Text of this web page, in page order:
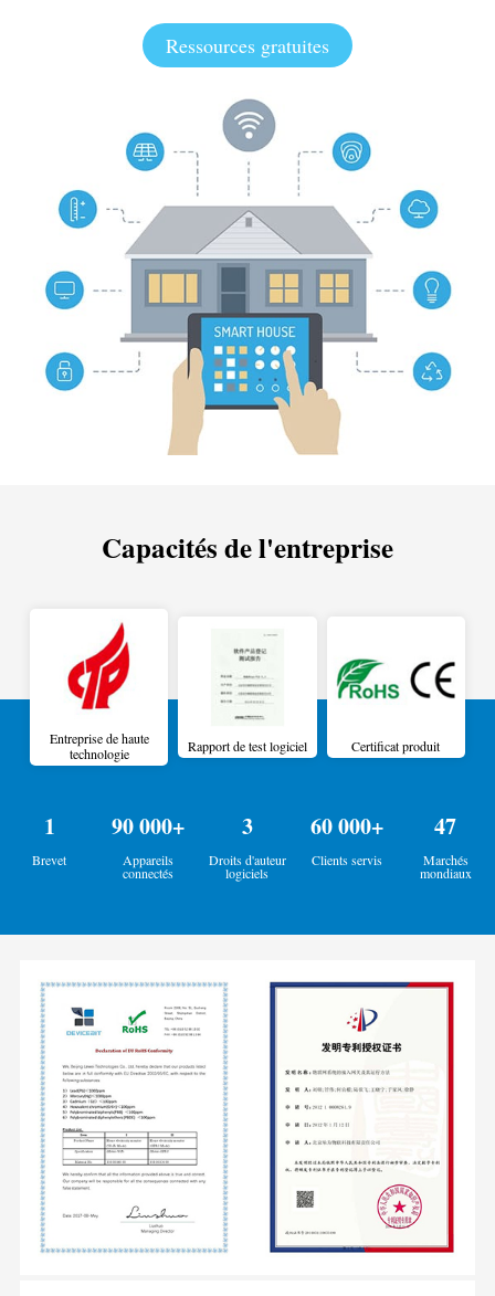
Ressources gratuites
Capacités de l'entreprise
Entreprise de haute
technologie
Rapport de test logiciel Certificat produit
1
Brevet
90 000+
Appareils
connectés
3
Droits d'auteur
logiciels
60 000+
Clients servis
47
Marchés
mondiaux